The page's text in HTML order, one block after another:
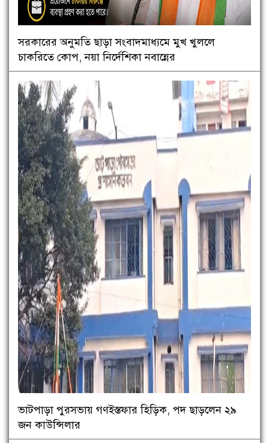
সরকারের অনুমতি ছাড়া সংবাদমাধ্যমে মুখ খুললে
চাকরিতে কোপ, নয়া নির্দেশিকা নবান্নের
ভাটপাড়া পুরসভায় গণইস্তফার হিড়িক, পদ ছাড়লেন ২৯
জন কাউন্সিলার